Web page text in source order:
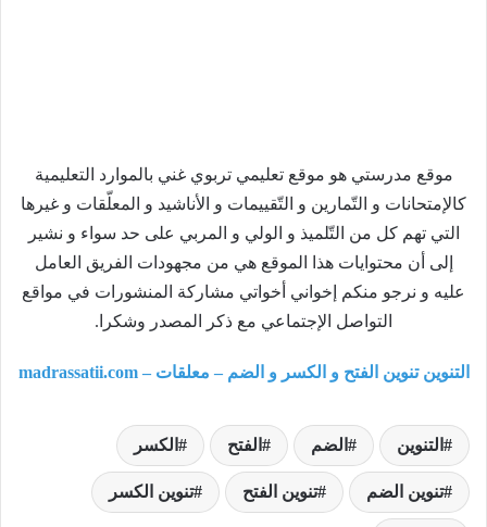
موقع مدرستي هو موقع تعليمي تربوي غني بالموارد التعليمية
كالإمتحانات و التّمارين و التّقييمات و الأناشيد و المعلّقات و غيرها
التي تهم كل من التّلميذ و الولي و المربي على حد سواء و نشير
إلى أن محتوايات هذا الموقع هي من مجهودات الفريق العامل
عليه و نرجو منكم إخواني أخواتي مشاركة المنشورات في مواقع
التواصل الإجتماعي مع ذكر المصدر وشكرا.
التنوين تنوين الفتح و الكسر و الضم – معلقات – madrassatii.com
التنوين الضم الفتح الكسر
تنوين الضم تنوين الفتح تنوين الكسر